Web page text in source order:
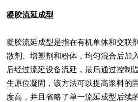
凝胶流延成型
凝胶流延成型是指在有机单体和交联
散剂、增塑剂和粉体，均匀混合后加
后经过流延设备流延，最后通过控制
生原位凝固，该方法可以提高浆料的
度高，并且省略了单一流延成型后续